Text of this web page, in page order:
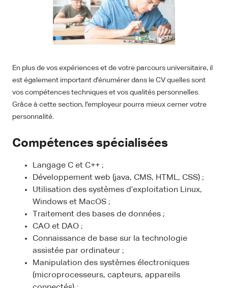
En plus de vos expériences et de votre parcours universitaire, il
est également important d'énumérer dans le CV quelles sont
vos compétences techniques et vos qualités personnelles.
Grâce à cette section, l'employeur pourra mieux cerner votre
personnalité.
Compétences spécialisées
Langage C et C++ ;
Développement web (java, CMS, HTML, CSS) ;
Utilisation des systèmes d’exploitation Linux,
Windows et MacOS ;
Traitement des bases de données ;
CAO et DAO ;
Connaissance de base sur la technologie
assistée par ordinateur ;
Manipulation des systèmes électroniques
(microprocesseurs, capteurs, appareils